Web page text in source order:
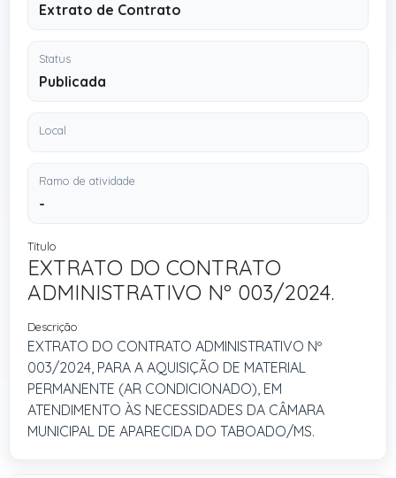
Extrato de Contrato
Status
Publicada
Local
Ramo de atividade
-
Título
EXTRATO DO CONTRATO
ADMINISTRATIVO Nº 003/2024.
Descrição
EXTRATO DO CONTRATO ADMINISTRATIVO Nº
003/2024, PARA A AQUISIÇÃO DE MATERIAL
PERMANENTE (AR CONDICIONADO), EM
ATENDIMENTO ÀS NECESSIDADES DA CÂMARA
MUNICIPAL DE APARECIDA DO TABOADO/MS.